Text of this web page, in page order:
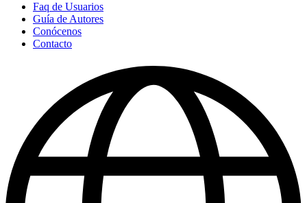
Faq de Usuarios
Guía de Autores
Conócenos
Contacto